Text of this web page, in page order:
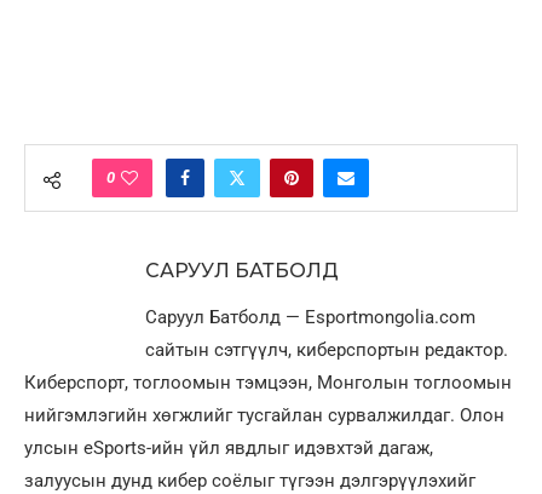
0
САРУУЛ БАТБОЛД
Саруул Батболд — Esportmongolia.com
сайтын сэтгүүлч, киберспортын редактор.
Киберспорт, тоглоомын тэмцээн, Монголын тоглоомын
нийгэмлэгийн хөгжлийг тусгайлан сурвалжилдаг. Олон
улсын eSports-ийн үйл явдлыг идэвхтэй дагаж,
залуусын дунд кибер соёлыг түгээн дэлгэрүүлэхийг